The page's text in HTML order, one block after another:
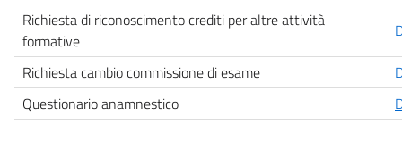
Richiesta di riconoscimento crediti per altre attività
formative
Richiesta cambio commissione di esame
Questionario anamnestico